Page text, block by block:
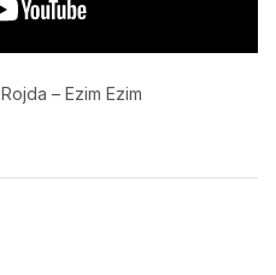
Rojda – Ezim Ezim